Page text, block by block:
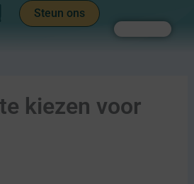
Steun ons
Zoeken
kiezen voor